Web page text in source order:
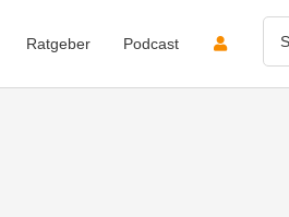
Ratgeber Podcast